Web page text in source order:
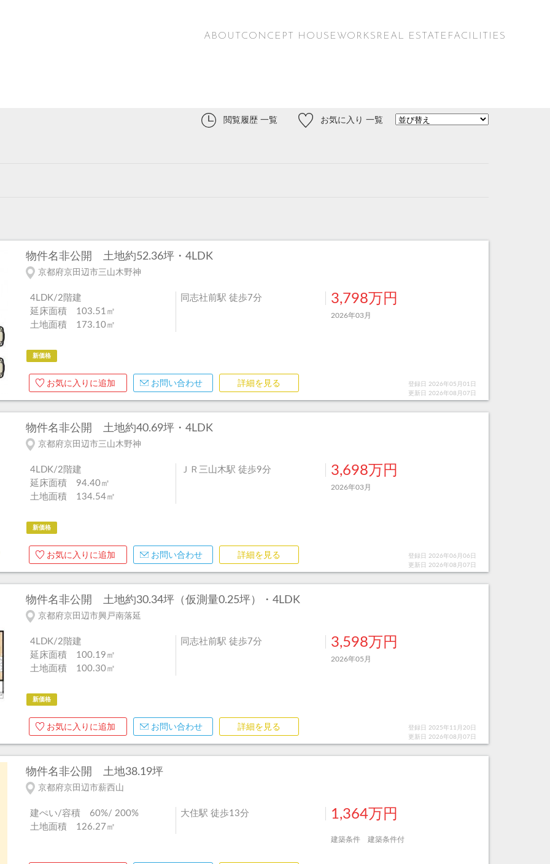
ABOUT CONCEPT HOUSE WORKS REAL ESTATE FACILITIES
お気に入り 一覧
閲覧履歴 一覧
物件名非公開 土地約52.36坪・4LDK
京都府京田辺市三山木野神
4LDK/2階建
延床面積 103.51㎡
土地面積 173.10㎡
同志社前駅 徒歩7分 3,798万円
2026年03月
新価格
お気に入りに追加 お問い合わせ 詳細を見る
登録日 2026年05月01日
更新日 2026年08月07日
物件名非公開 土地約40.69坪・4LDK
京都府京田辺市三山木野神
4LDK/2階建
延床面積 94.40㎡
土地面積 134.54㎡
ＪＲ三山木駅 徒歩9分 3,698万円
2026年03月
新価格
お気に入りに追加 お問い合わせ 詳細を見る
登録日 2026年06月06日
更新日 2026年08月07日
物件名非公開 土地約30.34坪（仮測量0.25坪）・4LDK
京都府京田辺市興戸南落延
4LDK/2階建
延床面積 100.19㎡
土地面積 100.30㎡
同志社前駅 徒歩7分 3,598万円
2026年05月
新価格
お気に入りに追加 お問い合わせ 詳細を見る
登録日 2025年11月20日
更新日 2026年08月07日
物件名非公開 土地38.19坪
京都府京田辺市薪西山
建ぺい/容積 60%/ 200%
土地面積 126.27㎡
大住駅 徒歩13分 1,364万円
建築条件 建築条件付